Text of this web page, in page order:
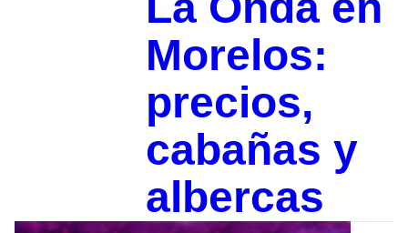
Morelos:
precios,
cabañas y
albercas